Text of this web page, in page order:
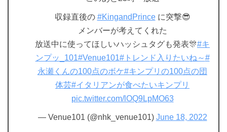
収録直後の #KingandPrinceに突撃😎
メンバーが考えてくれた
放送中に使ってほしいハッシュタグも発表🎊#キ
ンプッ_101#Venue101#トレンド入りたいね～#
永瀬くんの100点のボケ#キンプリの100点の団
体芸#イタリアンが食べたいキンプリ
pic.twitter.com/lOQ9LpMO63
— Venue101 (@nhk_venue101) June 18, 2022